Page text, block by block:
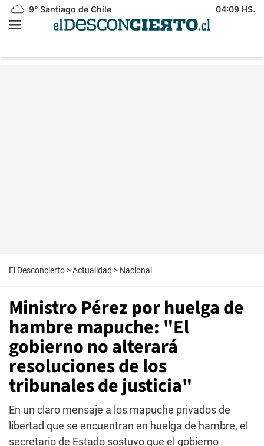
9° Santiago de Chile 04:09 HS.
El Desconcierto >Actualidad > Nacional
Ministro Pérez por huelga de
hambre mapuche: "El
gobierno no alterará
resoluciones de los
tribunales de justicia"
En un claro mensaje a los mapuche privados de
libertad que se encuentran en huelga de hambre, el
secretario de Estado sostuvo que el gobierno